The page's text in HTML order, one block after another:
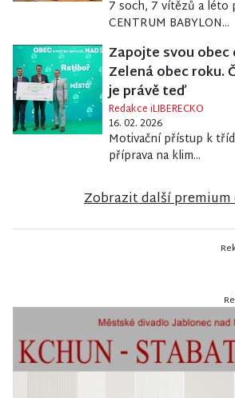
7 soch, 7 vítězů a léto
CENTRUM BABYLON...
Zapojte svou
Zelená obec roku.
je právě teď
Redakce iLIBERECKO
16. 02. 2026
Motivační přístup k
příprava na klim...
Zobrazit další premium